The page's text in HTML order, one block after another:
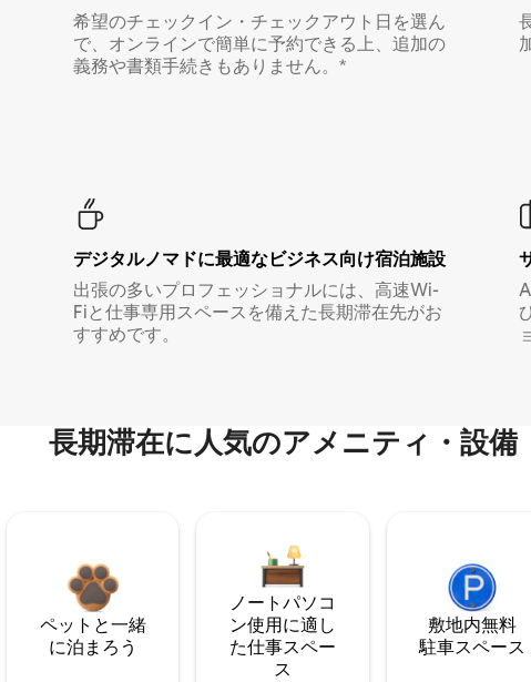
希望のチェックイン・チェックアウト日を選ん
で、オンラインで簡単に予約できる上、追加の
義務や書類手続きもありません。*
デジタルノマド⁠に最⁠適⁠なビ⁠ジ⁠ネ⁠ス⁠向⁠け宿⁠泊⁠施⁠設
出張の多いプロフェッショナルには、高速Wi-
Fiと仕事専用スペースを備えた長期滞在先がお
すすめです。
長期滞在に人気のアメニティ・設備
ペットと一緒
に泊まろう
ノートパソコ
ン使用に適し
た仕事スペー
ス
敷地内無料
駐⁠車ス⁠ペ⁠ー⁠ス